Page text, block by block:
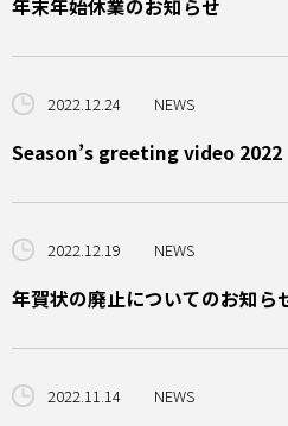
年末年始休業のお知らせ
2022.12.24 NEWS
Season’s greeting video 2022
2022.12.19 NEWS
年賀状の廃止についてのお知ら
2022.11.14 NEWS